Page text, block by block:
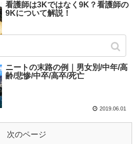
看護師は3Kではなく9K？看護師の
9Kについて解説！
2019.06.01
ニートの末路の例｜男女別/中年/高
齢/悲惨/中卒/高卒/死亡
2019.06.01
次のページ